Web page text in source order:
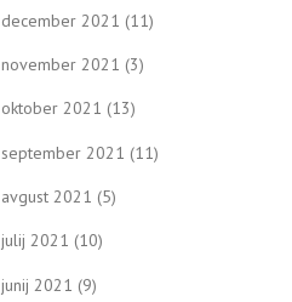
december 2021 (11)
november 2021 (3)
oktober 2021 (13)
september 2021 (11)
avgust 2021 (5)
julij 2021 (10)
junij 2021 (9)